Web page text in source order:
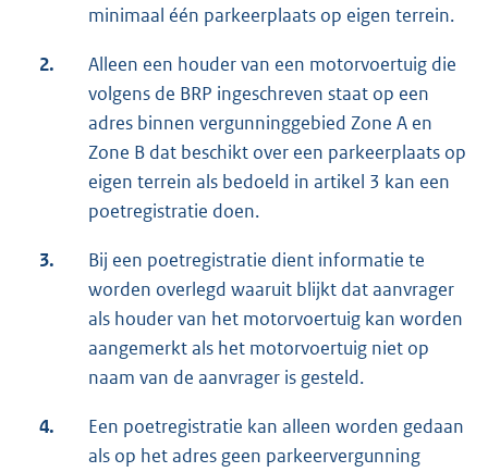
minimaal één parkeerplaats op eigen terrein.
2.
Alleen een houder van een motorvoertuig die
volgens de BRP ingeschreven staat op een
adres binnen vergunninggebied Zone A en
Zone B dat beschikt over een parkeerplaats op
eigen terrein als bedoeld in artikel 3 kan een
poetregistratie doen.
3.
Bij een poetregistratie dient informatie te
worden overlegd waaruit blijkt dat aanvrager
als houder van het motorvoertuig kan worden
aangemerkt als het motorvoertuig niet op
naam van de aanvrager is gesteld.
4.
Een poetregistratie kan alleen worden gedaan
als op het adres geen parkeervergunning